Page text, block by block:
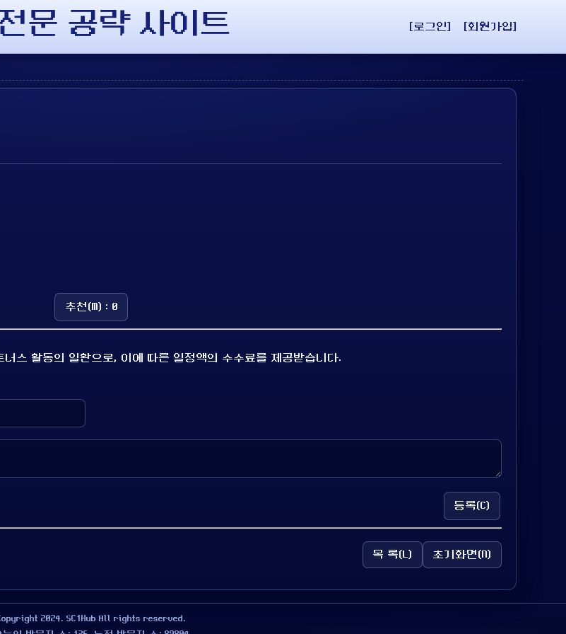
문 공략 사이트 [로그인] [회원가입]
추천(M) : 0
스 활동의 일환으로, 이에 따른 일정액의 수수료를 제공받습니다.
등록(C)
목 록(L) 초기화면(N)
2024. SC1Hub All rights reserved.